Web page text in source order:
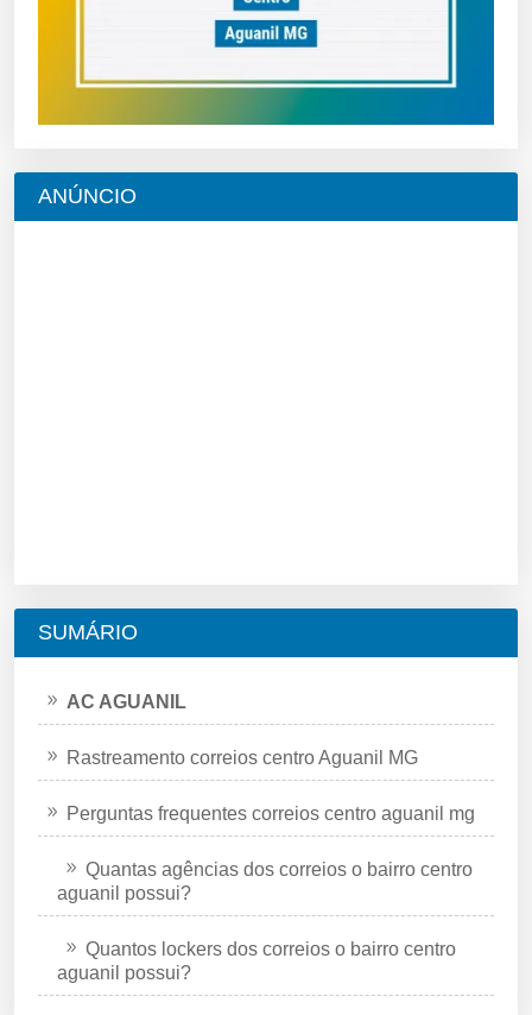
ANÚNCIO
SUMÁRIO
AC AGUANIL
Rastreamento correios centro Aguanil MG
Perguntas frequentes correios centro aguanil mg
Quantas agências dos correios o bairro centro
aguanil possui?
Quantos lockers dos correios o bairro centro
aguanil possui?